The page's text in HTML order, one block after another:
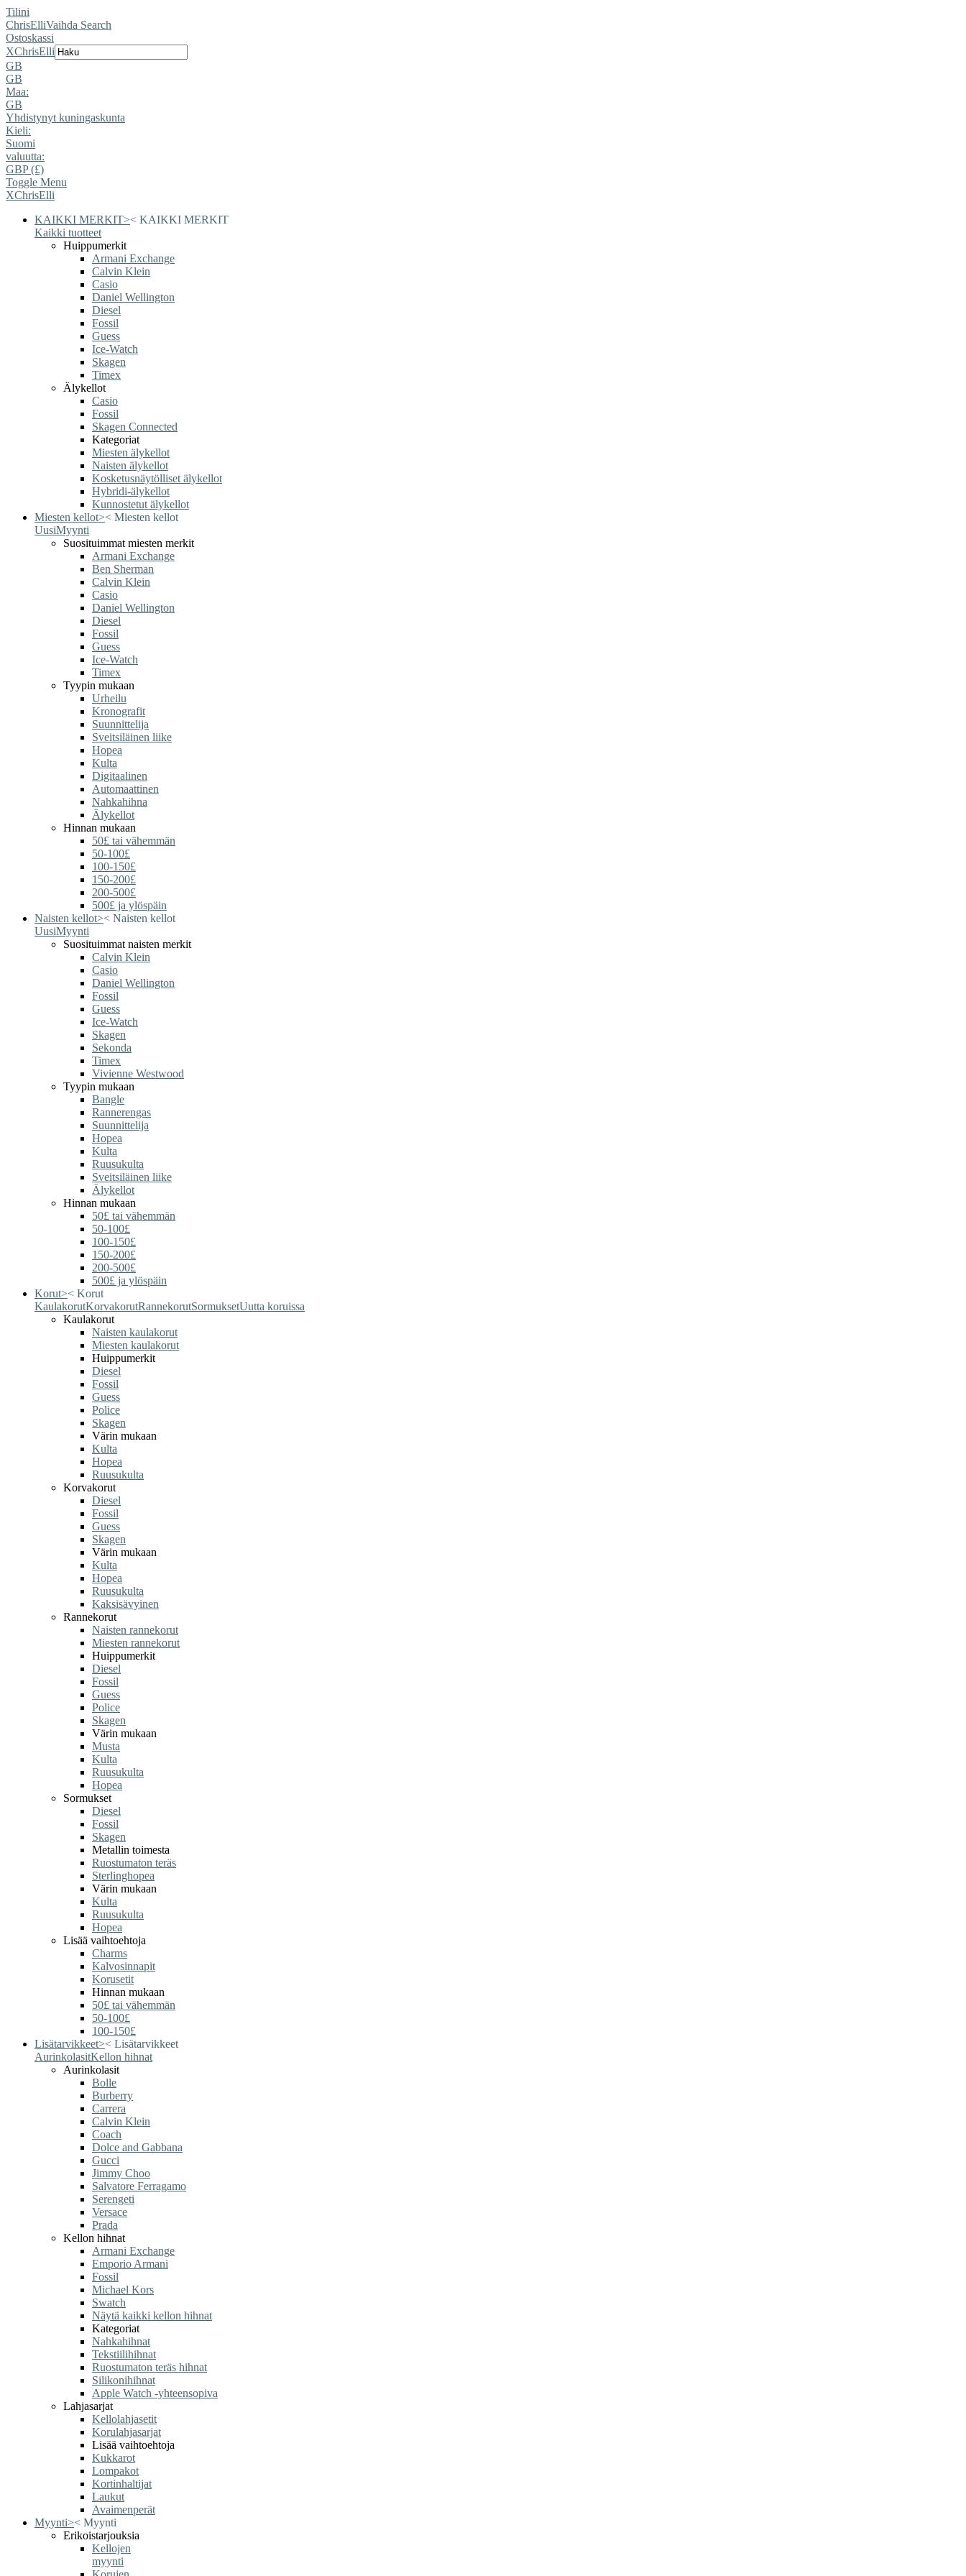
Tilini
ChrisElliVaihda Search
Ostoskassi
XChrisElli
GB
GB
Maa:
GB
Yhdistynyt kuningaskunta
Kieli:
Suomi
valuutta:
GBP (£)
Toggle Menu
XChrisElli
KAIKKI MERKIT>< KAIKKI MERKIT
Kaikki tuotteet
Huippumerkit
Armani Exchange
Calvin Klein
Casio
Daniel Wellington
Diesel
Fossil
Guess
Ice-Watch
Skagen
Timex
Älykellot
Casio
Fossil
Skagen Connected
Kategoriat
Miesten älykellot
Naisten älykellot
Kosketusnäytölliset älykellot
Hybridi-älykellot
Kunnostetut älykellot
Miesten kellot>< Miesten kellot
UusiMyynti
Suosituimmat miesten merkit
Armani Exchange
Ben Sherman
Calvin Klein
Casio
Daniel Wellington
Diesel
Fossil
Guess
Ice-Watch
Timex
Tyypin mukaan
Urheilu
Kronografit
Suunnittelija
Sveitsiläinen liike
Hopea
Kulta
Digitaalinen
Automaattinen
Nahkahihna
Älykellot
Hinnan mukaan
50£ tai vähemmän
50-100£
100-150£
150-200£
200-500£
500£ ja ylöspäin
Naisten kellot>< Naisten kellot
UusiMyynti
Suosituimmat naisten merkit
Calvin Klein
Casio
Daniel Wellington
Fossil
Guess
Ice-Watch
Skagen
Sekonda
Timex
Vivienne Westwood
Tyypin mukaan
Bangle
Rannerengas
Suunnittelija
Hopea
Kulta
Ruusukulta
Sveitsiläinen liike
Älykellot
Hinnan mukaan
50£ tai vähemmän
50-100£
100-150£
150-200£
200-500£
500£ ja ylöspäin
Korut>< Korut
KaulakorutKorvakorutRannekorutSormuksetUutta koruissa
Kaulakorut
Naisten kaulakorut
Miesten kaulakorut
Huippumerkit
Diesel
Fossil
Guess
Police
Skagen
Värin mukaan
Kulta
Hopea
Ruusukulta
Korvakorut
Diesel
Fossil
Guess
Skagen
Värin mukaan
Kulta
Hopea
Ruusukulta
Kaksisävyinen
Rannekorut
Naisten rannekorut
Miesten rannekorut
Huippumerkit
Diesel
Fossil
Guess
Police
Skagen
Värin mukaan
Musta
Kulta
Ruusukulta
Hopea
Sormukset
Diesel
Fossil
Skagen
Metallin toimesta
Ruostumaton teräs
Sterlinghopea
Värin mukaan
Kulta
Ruusukulta
Hopea
Lisää vaihtoehtoja
Charms
Kalvosinnapit
Korusetit
Hinnan mukaan
50£ tai vähemmän
50-100£
100-150£
Lisätarvikkeet>< Lisätarvikkeet
AurinkolasitKellon hihnat
Aurinkolasit
Bolle
Burberry
Carrera
Calvin Klein
Coach
Dolce and Gabbana
Gucci
Jimmy Choo
Salvatore Ferragamo
Serengeti
Versace
Prada
Kellon hihnat
Armani Exchange
Emporio Armani
Fossil
Michael Kors
Swatch
Näytä kaikki kellon hihnat
Kategoriat
Nahkahihnat
Tekstiilihihnat
Ruostumaton teräs hihnat
Silikonihihnat
Apple Watch -yhteensopiva
Lahjasarjat
Kellolahjasetit
Korulahjasarjat
Lisää vaihtoehtoja
Kukkarot
Lompakot
Kortinhaltijat
Laukut
Avaimenperät
Myynti>< Myynti
Erikoistarjouksia
Kellojen
myynti